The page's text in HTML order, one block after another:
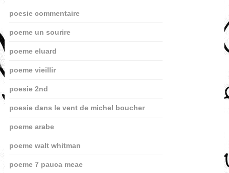
poesie commentaire
poeme un sourire
poeme eluard
poeme vieillir
poesie 2nd
poesie dans le vent de michel boucher
poeme arabe
poeme walt whitman
poeme 7 pauca meae